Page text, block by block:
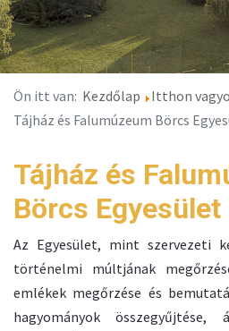
Ön itt van: Kezdőlap
Itthon
Tájház és Falumúzeum Börcs
Tájház és
Börcs Egyesület
Az Egyesület, mint szervezeti
történelmi múltjának
emlékek megőrzése és
hagyományok összegyűjtése,